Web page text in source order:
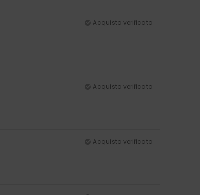
Acquisto verificato
Acquisto verificato
Acquisto verificato